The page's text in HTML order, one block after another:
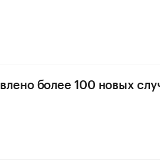
более 100 новых